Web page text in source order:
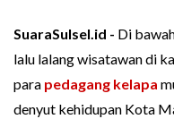
SuaraSulsel.id - Di
lalu lalang wisatawan di
para pedagang kelapa
denyut kehidupan Kota